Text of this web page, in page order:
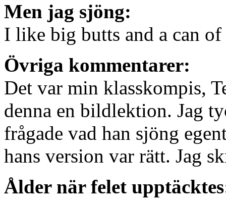
Men jag sjöng:
I like big butts and a can
Övriga kommentarer:
Det var min klasskompis,
denna en bildlektion. Jag
frågade vad han sjöng
hans version var rätt. Jag
Ålder när felet